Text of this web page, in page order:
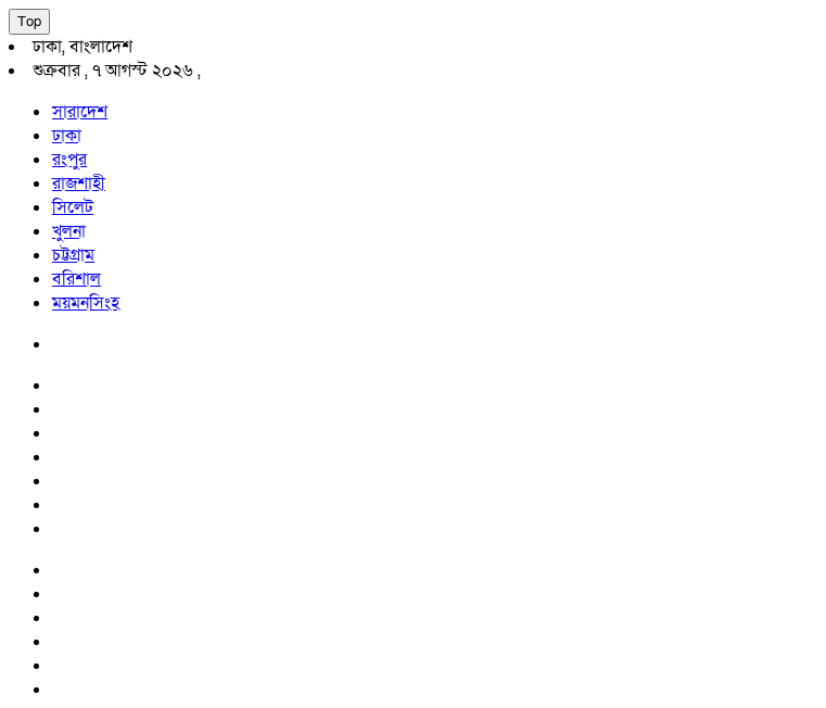
Top
ঢাকা, বাংলাদেশ
শুক্রবার , ৭ আগস্ট ২০২৬ ,
সারাদেশ
ঢাকা
রংপুর
রাজশাহী
সিলেট
খুলনা
চট্টগ্রাম
বরিশাল
ময়মনসিংহ